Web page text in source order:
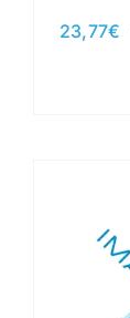
23,77€